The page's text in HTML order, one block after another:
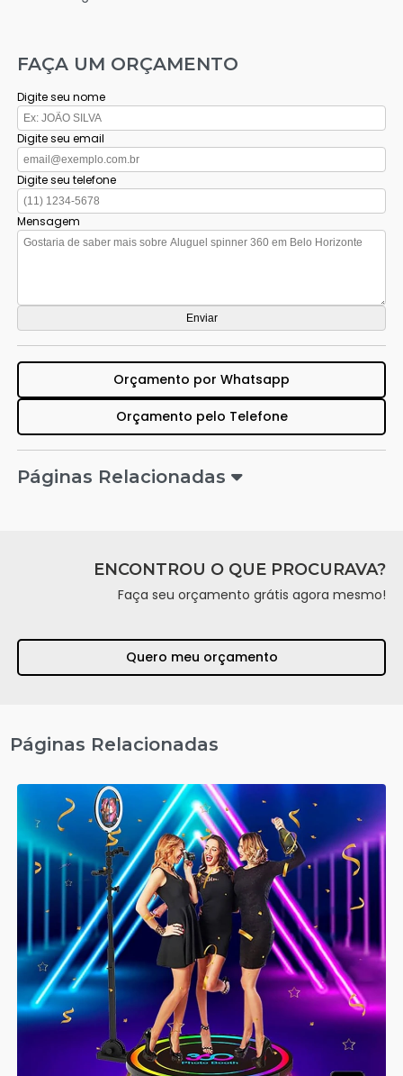
FAÇA UM ORÇAMENTO
Digite seu nome
Digite seu email
Digite seu telefone
Mensagem
Orçamento por Whatsapp
Orçamento pelo Telefone
Páginas Relacionadas
ENCONTROU O QUE PROCURAVA?
Faça seu orçamento grátis agora mesmo!
Quero meu orçamento
Páginas Relacionadas